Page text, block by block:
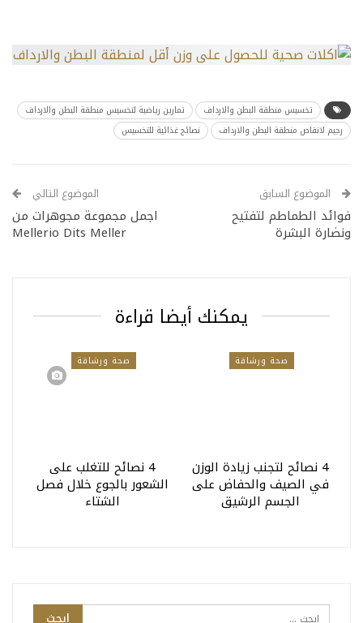
تخسيس منطقة البطن والارداف
تمارين رياضية لتخسيس منطقة البطن والارداف
رجيم لانقاص منطقة البطن والارداف
نصائح غذائية للتخسيس
الموضوع السابق
فوائد الطماطم لتفتيح
ونضارة البشرة
الموضوع التالي
اجمل مجموعة مجوهرات من
Mellerio Dits Meller
يمكنك أيضا قراءة
صحة ورشاقة
4 نصائح لتجنب زيادة الوزن
في الصيف والحفاض على
الجسم الرشيق
صحة ورشاقة
4 نصائح للتغلب على
الشعور بالجوع خلال فصل
الشتاء